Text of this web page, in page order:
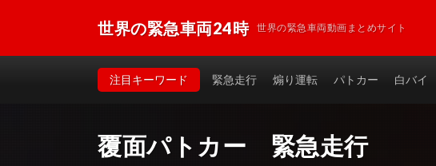
世界の緊急車両24時 世界の緊急車両動画まとめサイト
注目キーワード 緊急走行 煽り運転 パトカー 白バイ
覆面パトカー 緊急走行